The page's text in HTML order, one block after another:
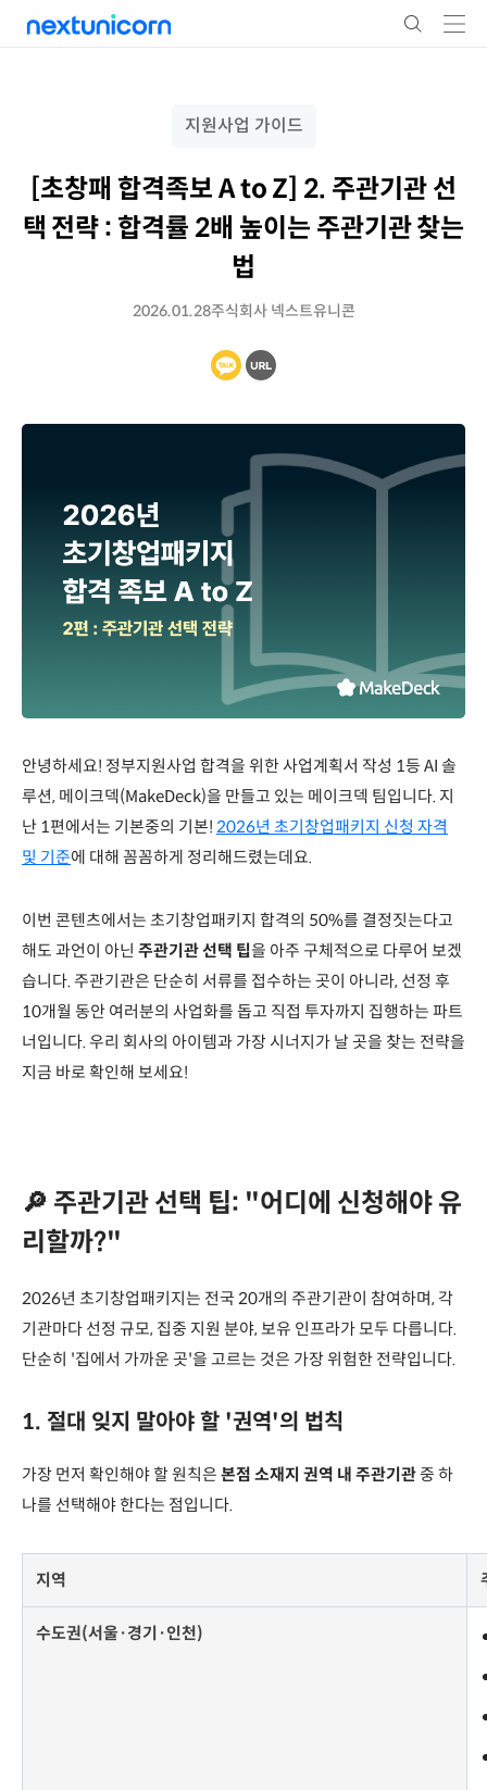
지원사업 가이드
[초창패 합격족보 A to Z] 2. 주관기관 선
택 전략 : 합격률 2배 높이는 주관기관 찾는
법
2026.01.28주식회사 넥스트유니콘
안녕하세요! 정부지원사업 합격을 위한 사업계획서 작성 1등 AI 솔
루션, 메이크덱(MakeDeck)을 만들고 있는 메이크덱 팀입니다. 지
난 1편에서는 기본중의 기본! 2026년 초기창업패키지 신청 자격
및 기준에 대해 꼼꼼하게 정리해드렸는데요.
이번 콘텐츠에서는 초기창업패키지 합격의 50%를 결정짓는다고
해도 과언이 아닌 주관기관 선택 팁을 아주 구체적으로 다루어 보겠
습니다. 주관기관은 단순히 서류를 접수하는 곳이 아니라, 선정 후
10개월 동안 여러분의 사업화를 돕고 직접 투자까지 집행하는 파트
너입니다. 우리 회사의 아이템과 가장 시너지가 날 곳을 찾는 전략을
지금 바로 확인해 보세요!
🔎 주관기관 선택 팁: "어디에 신청해야 유
리할까?"
2026년 초기창업패키지는 전국 20개의 주관기관이 참여하며, 각
기관마다 선정 규모, 집중 지원 분야, 보유 인프라가 모두 다릅니다.
단순히 '집에서 가까운 곳'을 고르는 것은 가장 위험한 전략입니다.
1. 절대 잊지 말아야 할 '권역'의 법칙
가장 먼저 확인해야 할 원칙은 본점 소재지 권역 내 주관기관중 하
나를 선택해야 한다는 점입니다.
지역
수도권(서울·경기·인천)